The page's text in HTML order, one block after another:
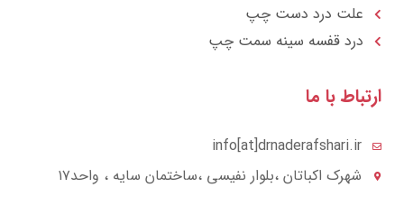
علت درد دست چپ
درد قفسه سينه سمت چپ
ارتباط با ما
info[at]drnaderafshari.ir
شهرک اکباتان ،بلوار نفیسی ،ساختمان سایه ، واحد۱۷